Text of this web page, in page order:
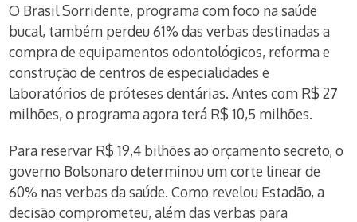
O Brasil Sorridente, programa com foco na saúde
bucal, também perdeu 61% das verbas destinadas a
compra de equipamentos odontológicos, reforma e
construção de centros de especialidades e
laboratórios de próteses dentárias. Antes com R$ 27
milhões, o programa agora terá R$ 10,5 milhões.
Para reservar R$ 19,4 bilhões ao orçamento secreto, o
governo Bolsonaro determinou um corte linear de
60% nas verbas da saúde. Como revelou Estadão, a
decisão comprometeu, além das verbas para